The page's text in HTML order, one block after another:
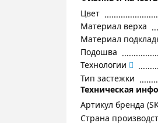
Цвет
Материал верха
Материал
Подошва
Технологии
Тип застежки
Техническая
Артикул бренда
Страна